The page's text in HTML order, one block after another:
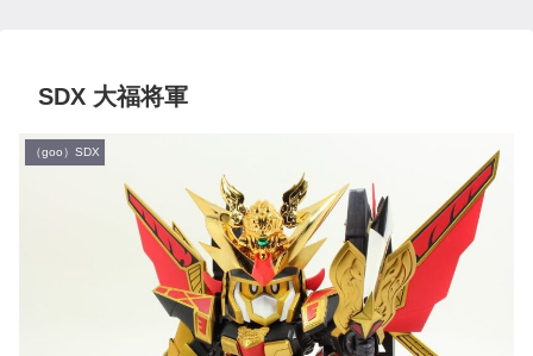
SDX 大福将軍
（goo）SDX